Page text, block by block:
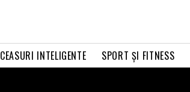
CEASURI INTELIGENTE SPORT ŞI FITNESS